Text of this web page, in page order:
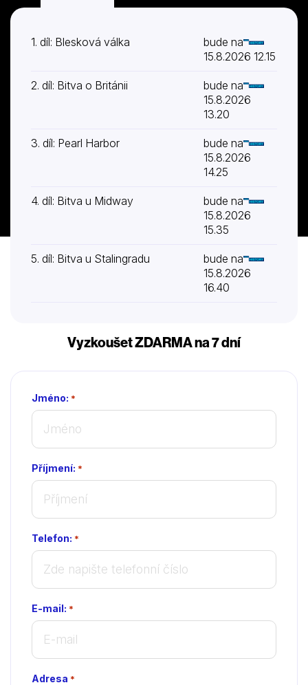
1. díl: Blesková válka
bude na
15.8.2026 12.15
2. díl: Bitva o Británii
bude na
15.8.2026
13.20
3. díl: Pearl Harbor
bude na
15.8.2026
14.25
4. díl: Bitva u Midway
bude na
15.8.2026
15.35
5. díl: Bitva u Stalingradu
bude na
15.8.2026
16.40
Vyzkoušet ZDARMA na 7 dní
Jméno: *
Příjmení: *
Telefon: *
E-mail: *
Adresa *